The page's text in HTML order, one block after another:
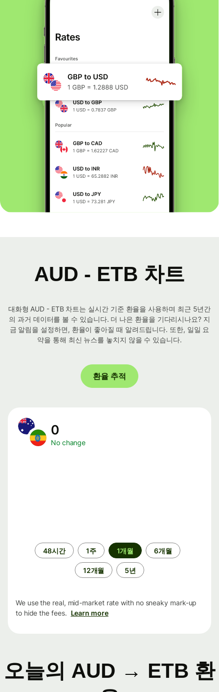
AUD - ETB 차트
대화형 AUD - ETB 차트는 실시간 기준 환율을 사용하며 최근 5년간
의 과거 데이터를 볼 수 있습니다. 더 나은 환율을 기다리시나요? 지
금 알림을 설정하면, 환율이 좋아질 때 알려드립니다. 또한, 일일 요
약을 통해 최신 뉴스를 놓치지 않을 수 있습니다.
환율 추적
0
No change
48시간 1주 1개월 6개월
12개월 5년
We use the real, mid-market rate with no sneaky mark-up
to hide the fees. Learn more
오늘의 AUD → ETB 환